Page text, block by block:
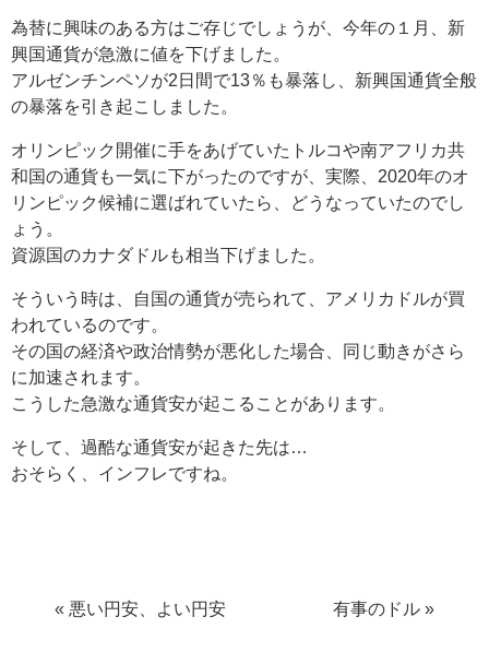
為替に興味のある方はご存じでしょうが、今年の１月、新
興国通貨が急激に値を下げました。
アルゼンチンペソが2日間で13％も暴落し、新興国通貨全般
の暴落を引き起こしました。
オリンピック開催に手をあげていたトルコや南アフリカ共
和国の通貨も一気に下がったのですが、実際、2020年のオ
リンピック候補に選ばれていたら、どうなっていたのでし
ょう。
資源国のカナダドルも相当下げました。
そういう時は、自国の通貨が売られて、アメリカドルが買
われているのです。
その国の経済や政治情勢が悪化した場合、同じ動きがさら
に加速されます。
こうした急激な通貨安が起こることがあります。
そして、過酷な通貨安が起きた先は…
おそらく、インフレですね。
« 悪い円安、よい円安 有事のドル »